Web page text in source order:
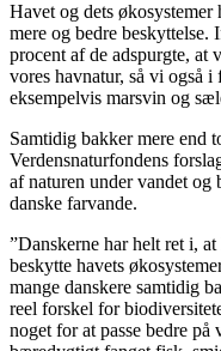
Havet og dets
mere og bedre beskyttelse.
procent af de adspurgte, at
vores havnatur, så vi også
eksempelvis marsvin og
Samtidig bakker mere end
Verdensnaturfondens
af naturen under vandet
danske farvande.
”Danskerne har helt ret i,
beskytte havets
mange danskere samtidig
reel forskel for
noget for at passe bedre på